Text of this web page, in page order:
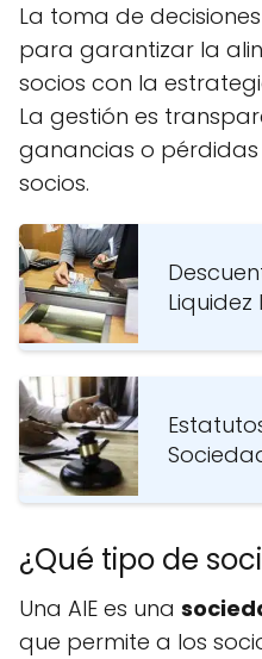
La toma de
para garantizar la
socios con la
La gestión es
ganancias o
socios.
¿Qué tipo de
Una AIE es una
que permite a los